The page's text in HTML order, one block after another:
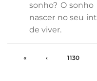
sonho? O
nascer no seu
de viver.
« ‹ 1130